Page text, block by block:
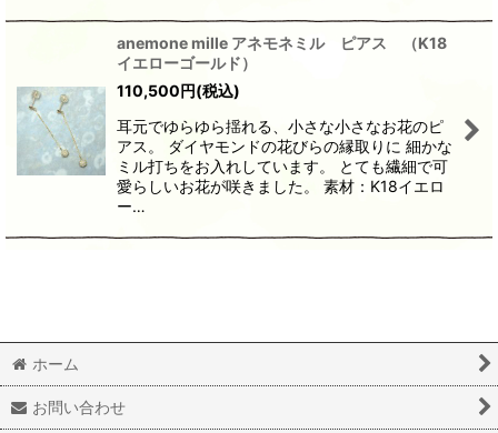
anemone mille アネモネミル ピアス （K18
イエローゴールド）
110,500円(税込)
耳元でゆらゆら揺れる、小さな小さなお花のピ
アス。 ダイヤモンドの花びらの縁取りに 細かな
ミル打ちをお入れしています。 とても繊細で可
愛らしいお花が咲きました。 素材：K18イエロ
ー…
ホーム
お問い合わせ